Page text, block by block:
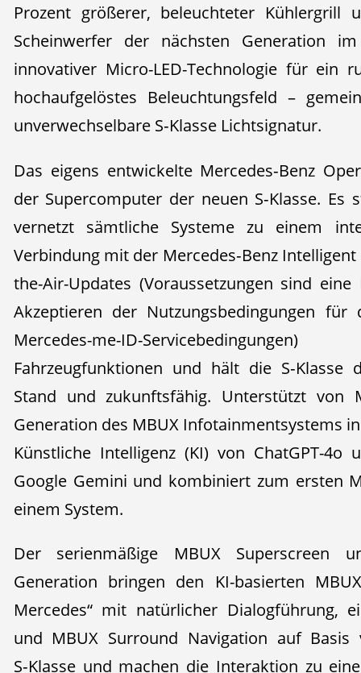
Prozent größerer, beleuchteter Kühlergrill
Scheinwerfer der nächsten Generation
innovativer Micro-LED-Technologie für ein
hochaufgelöstes Beleuchtungsfeld –
unverwechselbare S‑Klasse Lichtsignatur.
Das eigens entwickelte Mercedes‑Benz
der Supercomputer der neuen S‑Klasse.
vernetzt sämtliche Systeme zu einem
Verbindung mit der Mercedes‑Benz
the-Air-Updates (Voraussetzungen sind
Akzeptieren der Nutzungsbedingungen
Mercedes-me-ID-
Fahrzeugfunktionen und hält die
Stand und zukunftsfähig. Unterstützt von
Generation des MBUX Infotainmentsystems
Künstliche Intelligenz (KI) von ChatGPT-
Google Gemini und kombiniert zum ersten
einem System.
Der serienmäßige MBUX Superscreen
Generation bringen den KI-basierten
Mercedes“ mit natürlicher Dialogführung,
und MBUX Surround Navigation auf
S‑Klasse und machen die Interaktion zu